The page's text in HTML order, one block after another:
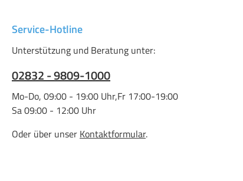
Service-Hotline
Unterstützung und Beratung unter:
02832 - 9809-1000
Mo-Do, 09:00 - 19:00 Uhr,Fr 17:00-19:00
Sa 09:00 - 12:00 Uhr
Oder über unser Kontaktformular.